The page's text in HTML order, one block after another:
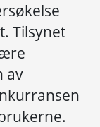
Tilsynet
av